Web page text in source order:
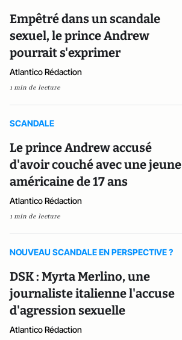
Empêtré dans un scandale
sexuel, le prince Andrew
pourrait s'exprimer
Atlantico Rédaction
1 min de lecture
SCANDALE
Le prince Andrew accusé
d'avoir couché avec une jeune
américaine de 17 ans
Atlantico Rédaction
1 min de lecture
NOUVEAU SCANDALE EN PERSPECTIVE ?
DSK : Myrta Merlino, une
journaliste italienne l'accuse
d'agression sexuelle
Atlantico Rédaction